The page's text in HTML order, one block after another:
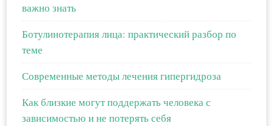
важно знать
Ботулинотерапия лица: практический разбор по
теме
Современные методы лечения гипергидроза
Как близкие могут поддержать человека с
зависимостью и не потерять себя